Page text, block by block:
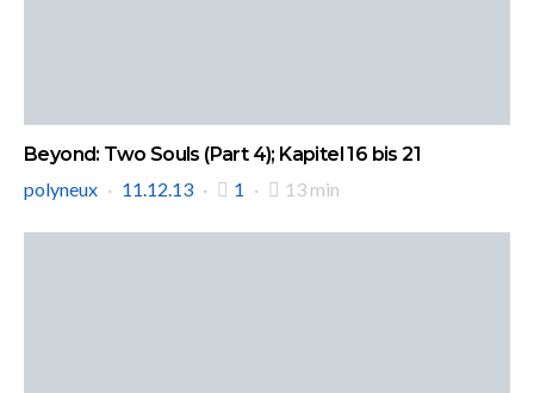
Beyond: Two Souls (Part 4); Kapitel 16 bis 21
polyneux
11.12.13 1 13 min